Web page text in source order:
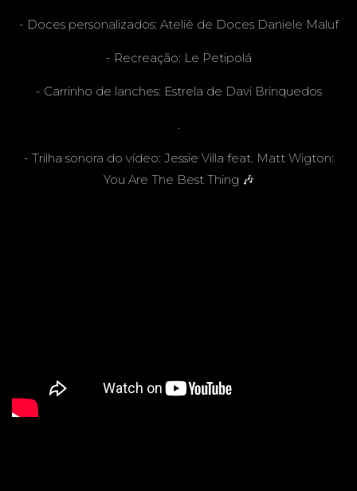
- Doces personalizados: Ateliê de Doces Daniele Maluf
- Recreação: Le Petipolá
- Carrinho de lanches: Estrela de Davi Brinquedos
.
- Trilha sonora do vídeo: Jessie Villa feat. Matt Wigton:
You Are The Best Thing 🎶